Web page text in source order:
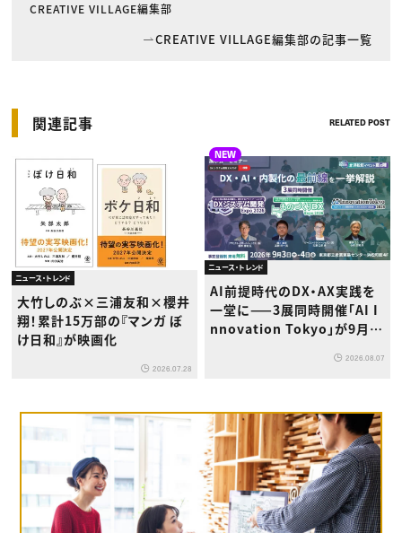
CREATIVE VILLAGE編集部
CREATIVE VILLAGE編集部の記事一覧
関連記事 RELATED POST
ニュース・トレンド
大竹しのぶ×三浦友和×櫻井
翔！累計15万部の『マンガ ぼ
け日和』が映画化
2026.07.28
NEW
ニュース・トレンド
AI前提時代のDX・AX実践を
一堂に——3展同時開催「AI I
nnovation Tokyo」が9月浜
2026.08.07